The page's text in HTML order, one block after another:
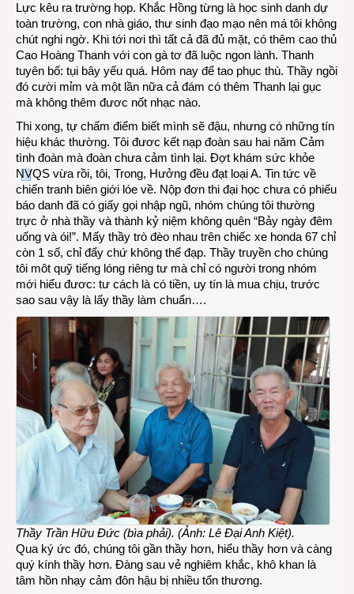
Lực kêu ra trường họp. Khắc Hồng từng là học sinh danh dự
toàn trường, con nhà giáo, thư sinh đạo mạo nên má tôi không
chút nghi ngờ. Khi tới nơi thì tất cả đã đủ mặt, có thêm cao thủ
Cao Hoàng Thanh với con gà tơ đã luộc ngon lành. Thanh
tuyên bố: tụi bây yếu quá. Hôm nay để tao phục thù. Thầy ngồi
đó cười mỉm và một lần nữa cả đám có thêm Thanh lại gục
mà không thêm đươc nốt nhạc nào.
Thi xong, tự chấm điểm biết mình sẽ đậu, nhưng có những tín
hiệu khác thường. Tôi đươc kết nạp đoàn sau hai năm Cảm
tình đoàn mà đoàn chưa cảm tình lại. Đợt khám sức khỏe
NVQS vừa rồi, tôi, Trong, Hưởng đều đạt loại A. Tin tức về
chiến tranh biên giới lóe về. Nộp đơn thi đại học chưa có phiếu
báo danh đã có giấy gọi nhập ngũ, nhóm chúng tôi thường
trực ở nhà thầy và thành kỷ niệm không quên “Bảy ngày đêm
uống và ói!”. Mấy thầy trò đèo nhau trên chiếc xe honda 67 chỉ
còn 1 số, chỉ đẩy chứ không thể đạp. Thầy truyền cho chúng
tôi môt quỹ tiếng lóng riêng tư mà chỉ có người trong nhóm
mới hiểu đươc: tư cách là có tiền, uy tín là mua chịu, trước
sao sau vậy là lấy thầy làm chuẩn….
Thầy Trần Hữu Đức (bìa phải). (Ảnh: Lê Đại Anh Kiệt).
Qua ký ức đó, chúng tôi gần thầy hơn, hiểu thầy hơn và càng
quý kính thầy hơn. Đàng sau vẻ nghiêm khắc, khô khan là
tâm hồn nhạy cảm đôn hậu bị nhiều tổn thương.